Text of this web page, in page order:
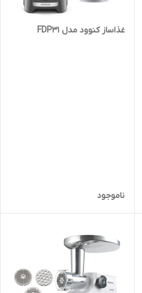
غذاساز کنوود مدل FDP31
ناموجود